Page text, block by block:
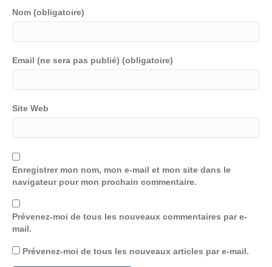
Nom (obligatoire)
Email (ne sera pas publié) (obligatoire)
Site Web
Enregistrer mon nom, mon e-mail et mon site dans le
navigateur pour mon prochain commentaire.
Prévenez-moi de tous les nouveaux commentaires par e-
mail.
Prévenez-moi de tous les nouveaux articles par e-mail.